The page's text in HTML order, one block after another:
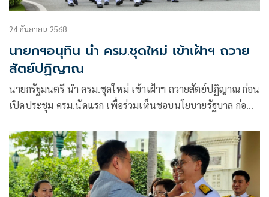
24 กันยายน 2568
นายกฯอนุทิน นำ ครม.ชุดใหม่ เข้าเฝ้าฯ ถวาย
สัตย์ปฏิญาณ
นายกรัฐมนตรี นำ ครม.ชุดใหม่ เข้าเฝ้าฯ ถวายสัตย์ปฏิญาณ ก่อน
เปิดประชุม ครม.นัดแรก เพื่อร่วมเห็นชอบนโยบายรัฐบาล ก่อน